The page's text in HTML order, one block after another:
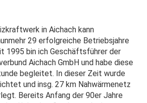
in Aichach kann
29 erfolgreiche Betriebsjahre
1995 bin ich Geschäftsführer der
Aichach GmbH und habe diese
begleitet. In dieser Zeit wurde
und insg. 27 km Nahwärmenetz
Bereits Anfang der 90er Jahre